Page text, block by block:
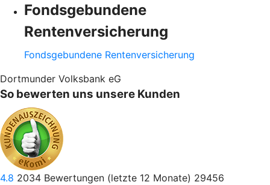
Fondsgebundene
Rentenversicherung
Fondsgebundene Rentenversicherung
Dortmunder Volksbank eG
So bewerten uns unsere Kunden
4.8 2034 Bewertungen (letzte 12 Monate) 29456